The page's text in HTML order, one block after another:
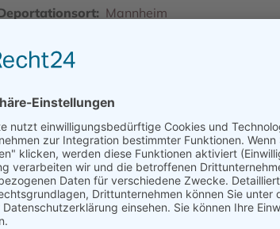
Mannheim
Schicksal
Im Gedenkbuch des Bundesarchivs